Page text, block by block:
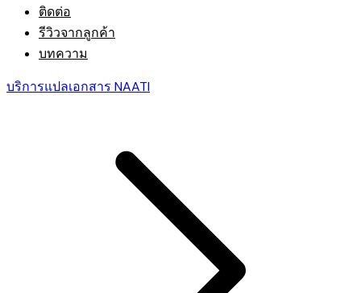
ติดต่อ
รีวิวจากลูกค้า
บทความ
บริการแปลเอกสาร NAATI